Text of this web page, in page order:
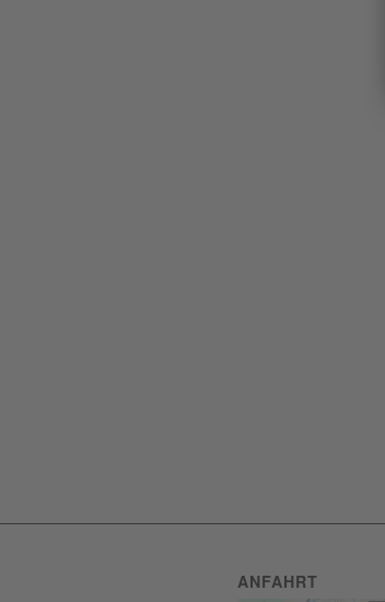
ANFAHRT